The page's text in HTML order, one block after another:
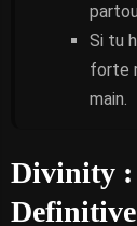
Si tu
forte
main.
Divinity :